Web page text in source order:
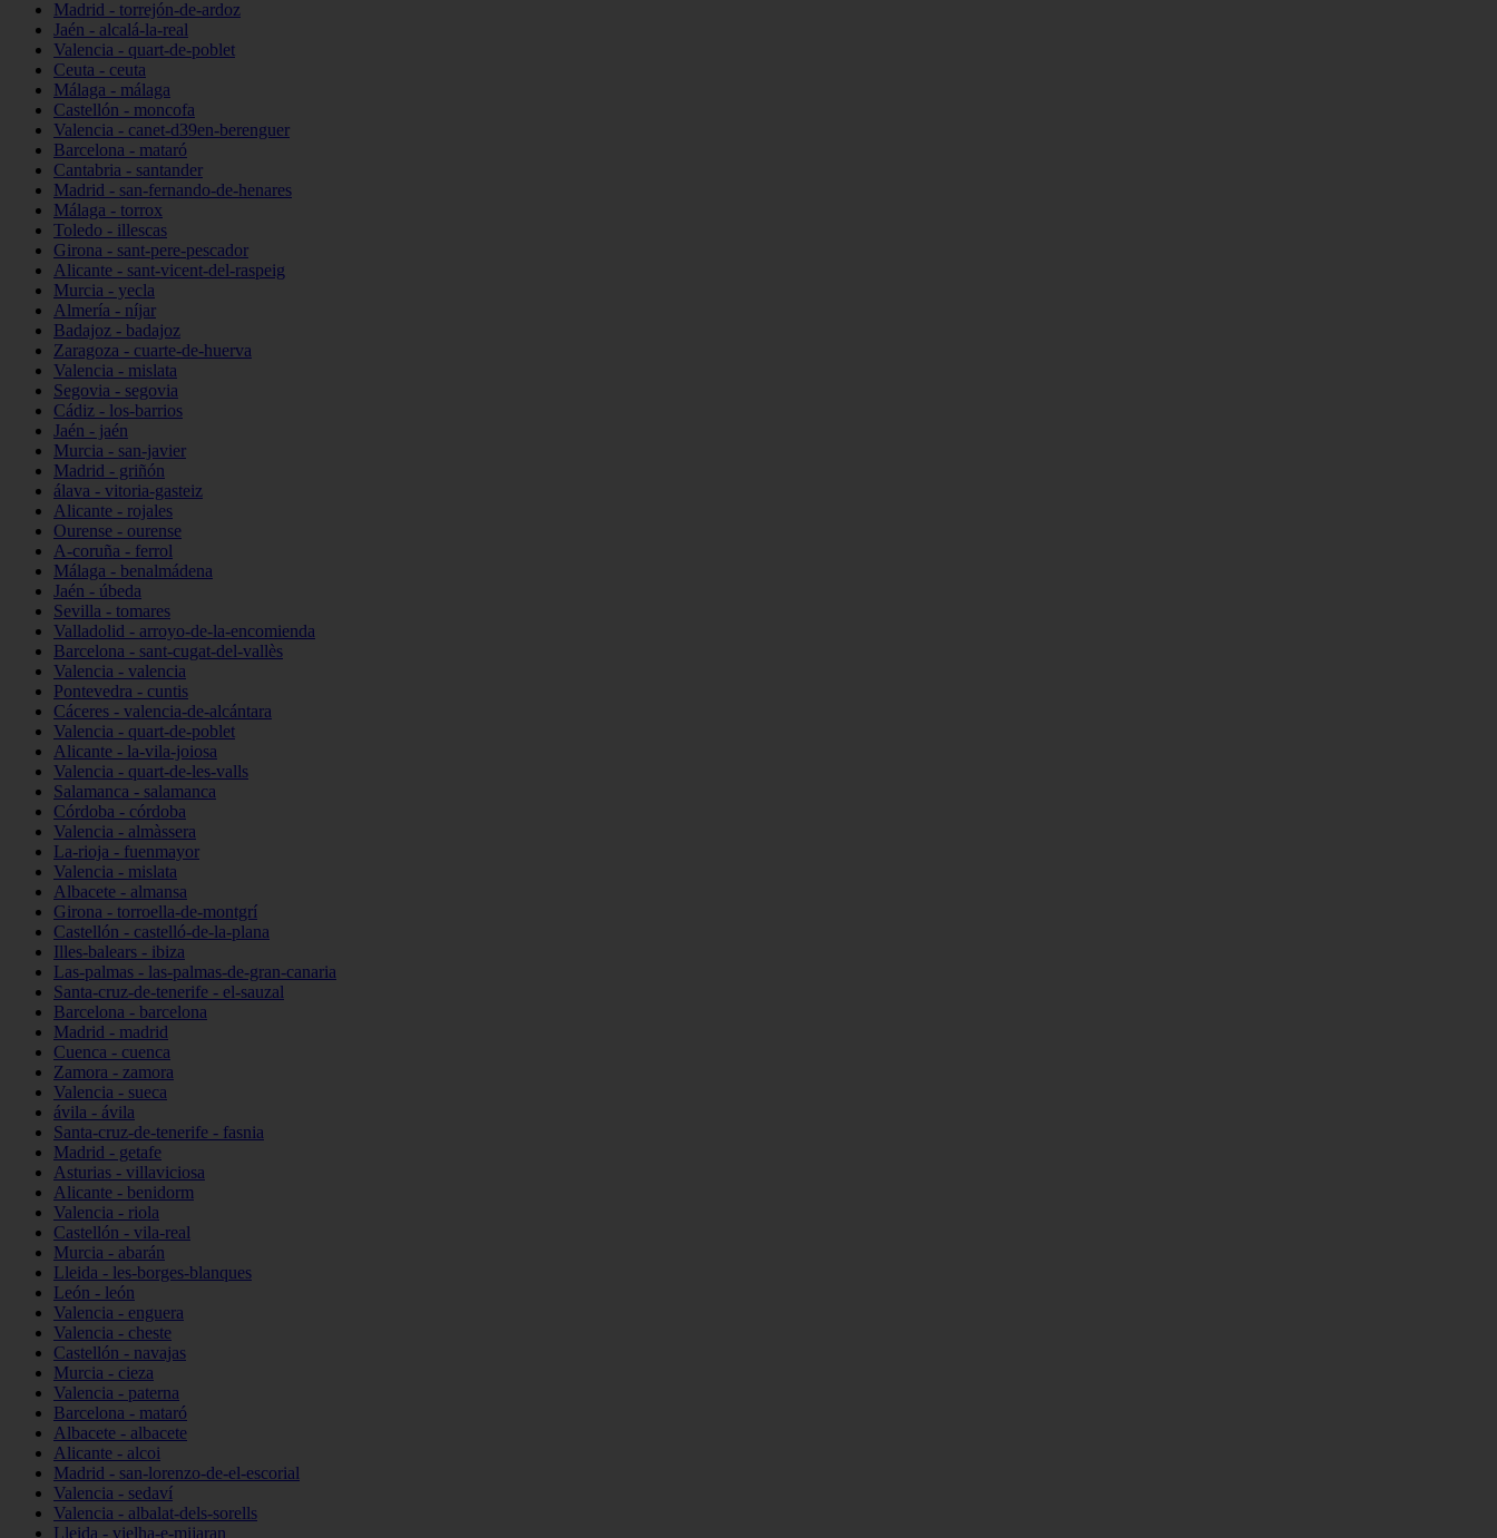
Madrid - torrejón-de-ardoz
Jaén - alcalá-la-real
Valencia - quart-de-poblet
Ceuta - ceuta
Málaga - málaga
Castellón - moncofa
Valencia - canet-d39en-berenguer
Barcelona - mataró
Cantabria - santander
Madrid - san-fernando-de-henares
Málaga - torrox
Toledo - illescas
Girona - sant-pere-pescador
Alicante - sant-vicent-del-raspeig
Murcia - yecla
Almería - níjar
Badajoz - badajoz
Zaragoza - cuarte-de-huerva
Valencia - mislata
Segovia - segovia
Cádiz - los-barrios
Jaén - jaén
Murcia - san-javier
Madrid - griñón
álava - vitoria-gasteiz
Alicante - rojales
Ourense - ourense
A-coruña - ferrol
Málaga - benalmádena
Jaén - úbeda
Sevilla - tomares
Valladolid - arroyo-de-la-encomienda
Barcelona - sant-cugat-del-vallès
Valencia - valencia
Pontevedra - cuntis
Cáceres - valencia-de-alcántara
Valencia - quart-de-poblet
Alicante - la-vila-joiosa
Valencia - quart-de-les-valls
Salamanca - salamanca
Córdoba - córdoba
Valencia - almàssera
La-rioja - fuenmayor
Valencia - mislata
Albacete - almansa
Girona - torroella-de-montgrí
Castellón - castelló-de-la-plana
Illes-balears - ibiza
Las-palmas - las-palmas-de-gran-canaria
Santa-cruz-de-tenerife - el-sauzal
Barcelona - barcelona
Madrid - madrid
Cuenca - cuenca
Zamora - zamora
Valencia - sueca
ávila - ávila
Santa-cruz-de-tenerife - fasnia
Madrid - getafe
Asturias - villaviciosa
Alicante - benidorm
Valencia - riola
Castellón - vila-real
Murcia - abarán
Lleida - les-borges-blanques
León - león
Valencia - enguera
Valencia - cheste
Castellón - navajas
Murcia - cieza
Valencia - paterna
Barcelona - mataró
Albacete - albacete
Alicante - alcoi
Madrid - san-lorenzo-de-el-escorial
Valencia - sedaví
Valencia - albalat-dels-sorells
Lleida - vielha-e-mijaran